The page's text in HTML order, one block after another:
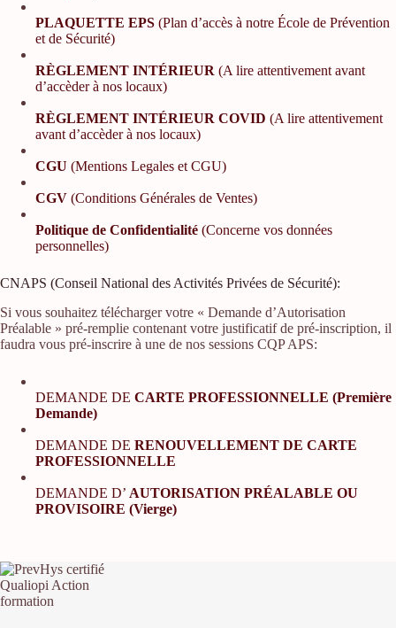
PLAQUETTE EPS (Plan d’accès à notre École de Prévention
et de Sécurité)
RÈGLEMENT INTÉRIEUR (A lire attentivement avant
d’accèder à nos locaux)
RÈGLEMENT INTÉRIEUR COVID (A lire attentivement
avant d’accèder à nos locaux)
CGU (Mentions Legales et CGU)
CGV (Conditions Générales de Ventes)
Politique de Confidentialité (Concerne vos données
personnelles)
CNAPS (Conseil National des Activités Privées de Sécurité):
Si vous souhaitez télécharger votre « Demande d’Autorisation
Préalable » pré-remplie contenant votre justificatif de pré-inscription, il
faudra vous pré-inscrire à une de nos sessions CQP APS:
DEMANDE DE CARTE PROFESSIONNELLE (Première
Demande)
DEMANDE DE RENOUVELLEMENT DE CARTE
PROFESSIONNELLE
DEMANDE D’ AUTORISATION PRÉALABLE OU
PROVISOIRE (Vierge)